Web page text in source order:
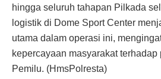
hingga seluruh tahapan Pilkada
logistik di Dome Sport Center
utama dalam operasi ini,
kepercayaan masyarakat
Pemilu. (HmsPolresta)